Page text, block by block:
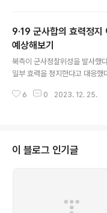
는 해군 잠수함 도산안창호함에
탑승한다. 무엇보다도 여군 숫자
따르면 여군 간부 임관자는
엔 2400명으로 5년 사이에 1.6
비중 역시 2018년 6.2%(장교
2022년에는 8.8%(장교
9·19 군사합의 효력정
예상해보기
북측이 군사정찰위성을 발사했
일부 효력을 정지한다고 대응했
등 접경지역에서 우발적으로 발
차 군사정찰위성 발사를 시도했
조선중앙통신은 다음날 “(21일
산군 서해위성발사장에서 발
궤도에 정확히 진입시켰다”며
무에 착수한다고 보도했다. 이
촬영한 항공우주 사진을 수..
6 0 2023. 12. 25.
이 블로그 인기글